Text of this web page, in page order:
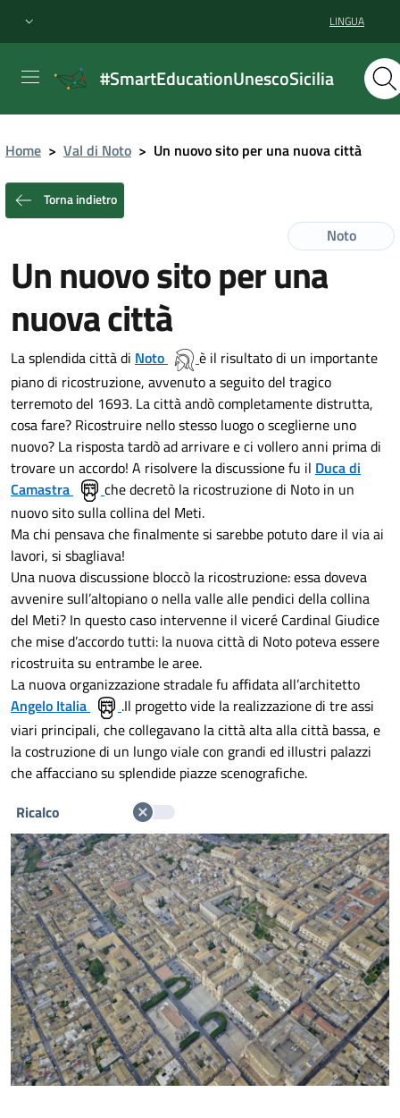
LINGUA
#SmartEducationUnescoSicilia
Home > Val di Noto > Un nuovo sito per una nuova città
Torna indietro
Noto
Un nuovo sito per una
nuova città
La splendida città di Noto
è il risultato di un importante
piano di ricostruzione, avvenuto a seguito del tragico
terremoto del 1693. La città andò completamente distrutta,
cosa fare? Ricostruire nello stesso luogo o sceglierne uno
nuovo? La risposta tardò ad arrivare e ci vollero anni prima di
trovare un accordo! A risolvere la discussione fu il Duca di
Camastra
che decretò la ricostruzione di Noto in un
nuovo sito sulla collina del Meti.
Ma chi pensava che finalmente si sarebbe potuto dare il via ai
lavori, si sbagliava!
Una nuova discussione bloccò la ricostruzione: essa doveva
avvenire sull’altopiano o nella valle alle pendici della collina
del Meti? In questo caso intervenne il viceré Cardinal Giudice
che mise d’accordo tutti: la nuova città di Noto poteva essere
ricostruita su entrambe le aree.
La nuova organizzazione stradale fu affidata all’architetto
Angelo Italia
.Il progetto vide la realizzazione di tre assi
viari principali, che collegavano la città alta alla città bassa, e
la costruzione di un lungo viale con grandi ed illustri palazzi
che affacciano su splendide piazze scenografiche.
Ricalco